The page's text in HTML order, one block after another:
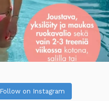
Follow on Instagram